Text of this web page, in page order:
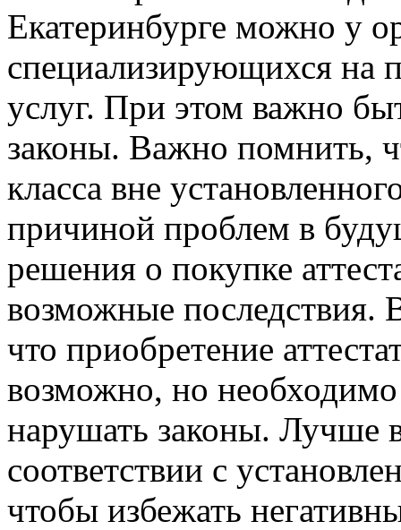
Екатеринбурге можно у
специализирующихся на
услуг. При этом важно
законы. Важно помнить,
класса вне
причиной проблем в
решения о покупке
возможные последствия.
что приобретение
возможно, но
нарушать законы. Лучше
соответствии с
чтобы избежать